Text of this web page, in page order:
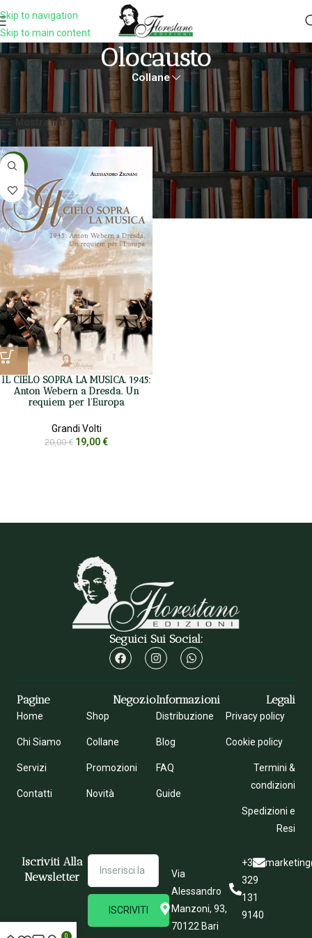
Skip to navigation
Skip to main content
Olocausto
Collane
Prodotti taggati “Olocausto” Visualizzazione del risultato
Mostra filtri
-5%
IL CIELO SOPRA LA MUSICA. 1945:
Anton Webern a Dresda. Un
requiem per l’Europa
Grandi Volti
20,00€ 19,00€
Seguici Sui Social:
Pagine
Home
Chi Siamo
Servizi
Contatti
Negozio
Shop
Collane
Promozioni
Novità
Informazioni
Distribuzione
Blog
FAQ
Guide
Legali
Privacy policy
Cookie policy
Termini &
condizioni
Spedizioni e
Resi
Iscriviti Alla
Newsletter
ISCRIVITI
Via
Alessandro
Manzoni, 93,
70122 Bari
+39
329
131
9140
0